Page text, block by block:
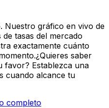
Nuestro gráfico en vivo de
de tasas del mercado
exactamente cuánto
saber
favor? Establezca una
cuando alcance tu
completo